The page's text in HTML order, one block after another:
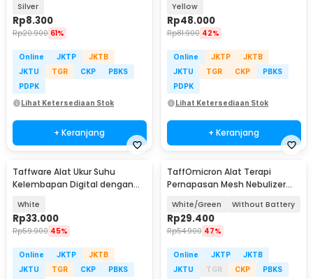
Silver
Rp8.300
Rp20.900 61%
Online JKTP
JKTB
JKTU
TGR CKP
PBKS
PDPK
Lihat Ketersediaan Stok
+ Keranjang
Yellow
Rp48.000
Rp81.900 42%
Online JKTP
JKTB
JKTU
TGR CKP
PBKS
PDPK
Lihat Ketersediaan Stok
+ Keranjang
Taffware Alat Ukur Suhu
Kelembapan Digital dengan
White
Rp33.000
Rp59.900 45%
Online JKTP
JKTB
JKTU
TGR CKP
PBKS
TaffOmicron Alat Terapi
Pernapasan Mesh Nebulizer
White/Green Without Battery
Rp29.400
Rp54.900 47%
Online JKTP
JKTB
JKTU
TGR CKP
PBKS